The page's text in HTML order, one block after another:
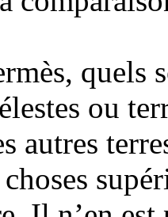
quels
ou
autres